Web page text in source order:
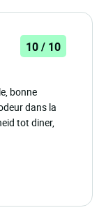
10 / 10
bonne
dans la
tot diner,